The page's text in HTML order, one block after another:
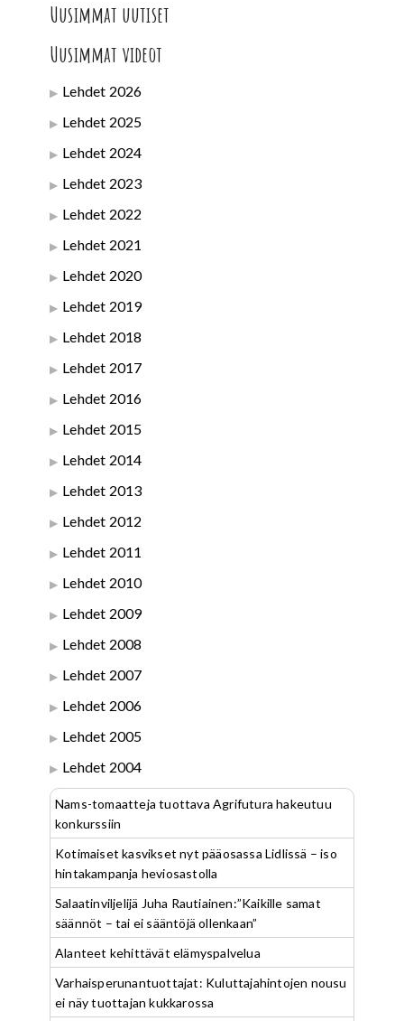
Uusimmat uutiset
Uusimmat videot
Lehdet 2026
Lehdet 2025
Lehdet 2024
Lehdet 2023
Lehdet 2022
Lehdet 2021
Lehdet 2020
Lehdet 2019
Lehdet 2018
Lehdet 2017
Lehdet 2016
Lehdet 2015
Lehdet 2014
Lehdet 2013
Lehdet 2012
Lehdet 2011
Lehdet 2010
Lehdet 2009
Lehdet 2008
Lehdet 2007
Lehdet 2006
Lehdet 2005
Lehdet 2004
Nams-tomaatteja tuottava Agrifutura hakeutuu
konkurssiin
Kotimaiset kasvikset nyt pääosassa Lidlissä – iso
hintakampanja heviosastolla
Salaatinviljelijä Juha Rautiainen:”Kaikille samat
säännöt – tai ei sääntöjä ollenkaan”
Alanteet kehittävät elämyspalvelua
Varhaisperunantuottajat: Kuluttajahintojen nousu
ei näy tuottajan kukkarossa